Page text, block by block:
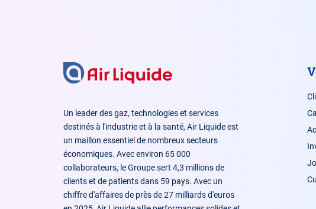
Un leader des gaz, technologies et services
destinés à l'industrie et à la santé, Air Liquide est
un maillon essentiel de nombreux secteurs
économiques. Avec environ 65 000
collaborateurs, le Groupe sert 4,3 millions de
clients et de patients dans 59 pays. Avec un
chiffre d'affaires de près de 27 milliards d'euros